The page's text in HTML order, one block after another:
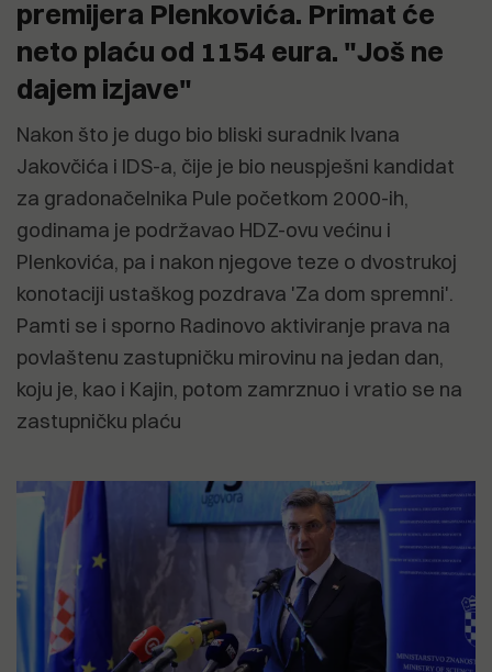
premijera Plenkovića. Primat će
neto plaću od 1154 eura. "Još ne
dajem izjave"
Nakon što je dugo bio bliski suradnik Ivana
Jakovčića i IDS-a, čije je bio neuspješni kandidat
za gradonačelnika Pule početkom 2000-ih,
godinama je podržavao HDZ-ovu većinu i
Plenkovića, pa i nakon njegove teze o dvostrukoj
konotaciji ustaškog pozdrava 'Za dom spremni'.
Pamti se i sporno Radinovo aktiviranje prava na
povlaštenu zastupničku mirovinu na jedan dan,
koju je, kao i Kajin, potom zamrznuo i vratio se na
zastupničku plaću